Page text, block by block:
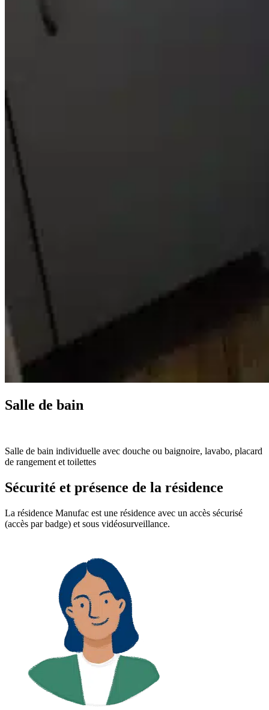
Salle de bain
Salle de bain individuelle avec douche ou baignoire, lavabo, placard
de rangement et toilettes
Sécurité et présence de la résidence
La résidence Manufac est une résidence avec un accès sécurisé
(accès par badge) et sous vidéosurveillance.